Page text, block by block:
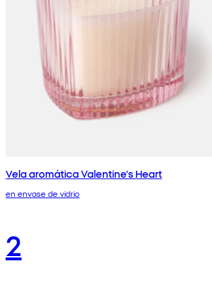
Vela aromática Valentine's Heart
en envase de vidrio
2